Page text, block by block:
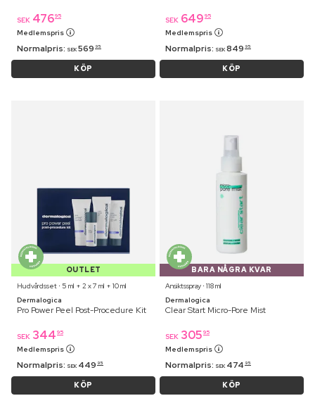
SEK 47695
Medlemspris
Normalpris: SEK 569 95
KÖP
SEK 649 95
Medlemspris
Normalpris: SEK 849 95
KÖP
OUTLET
Hudvårdsset ⋅ 5 ml + 2 x 7 ml + 10 ml
Dermalogica
Pro Power Peel Post-Procedure Kit
SEK 344 95
Medlemspris
Normalpris: SEK 449 95
KÖP
BARA NÅGRA KVAR
Ansiktsspray ⋅ 118 ml
Dermalogica
Clear Start Micro-Pore Mist
SEK 305 95
Medlemspris
Normalpris: SEK 474 95
KÖP